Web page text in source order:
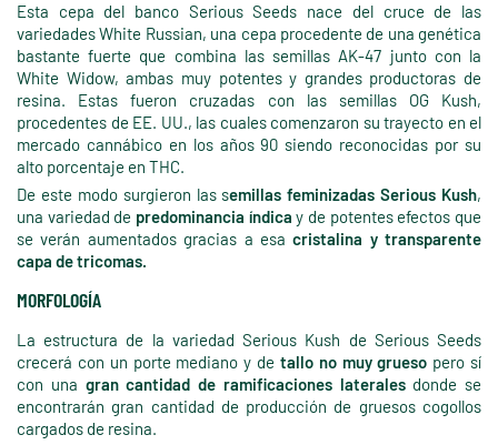
Esta cepa del banco Serious Seeds nace del cruce de las
variedades White Russian, una cepa procedente de una genética
bastante fuerte que combina las semillas AK-47 junto con la
White Widow, ambas muy potentes y grandes productoras de
resina. Estas fueron cruzadas con las semillas OG Kush,
procedentes de EE. UU., las cuales comenzaron su trayecto en el
mercado cannábico en los años 90 siendo reconocidas por su
alto porcentaje en THC.
De este modo surgieron las semillas feminizadas Serious Kush,
una variedad de predominancia índica y de potentes efectos que
se verán aumentados gracias a esacristalina y transparente
capa de tricomas.
MORFOLOGÍA
La estructura de la variedad Serious Kush de Serious Seeds
crecerá con un porte mediano y de tallo no muy grueso pero sí
con una gran cantidad de ramificaciones lateralesdonde se
encontrarán gran cantidad de producción de gruesos cogollos
cargados de resina.